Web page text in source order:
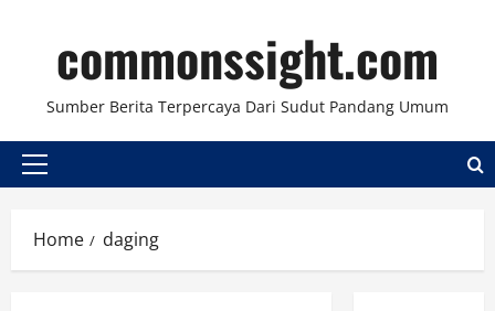
contentcommonssight.com
Sumber Berita Terpercaya Dari Sudut Pandang Umum
Primary
Home daging